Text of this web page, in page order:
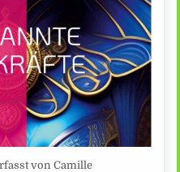
von Camille